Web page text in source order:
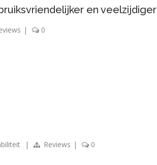
en veelzijdiger
| 0
| Reviews | 0